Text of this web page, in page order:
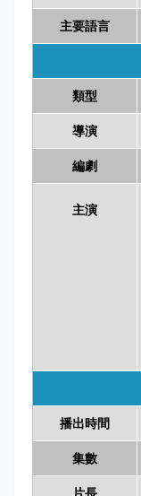
主要語言
類型
導演
編劇
主演
播出時間
集數